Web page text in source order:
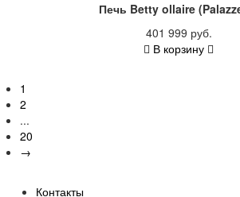
Печь Betty ollaire
401 999 руб.
В корзину
1
2
...
20
→
Контакты